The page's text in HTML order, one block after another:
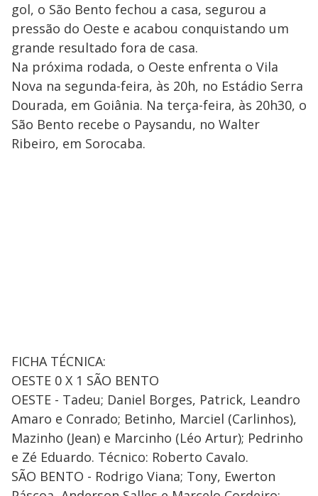
gol, o São Bento fechou a casa, segurou a
pressão do Oeste e acabou conquistando um
grande resultado fora de casa.
Na próxima rodada, o Oeste enfrenta o Vila
Nova na segunda-feira, às 20h, no Estádio Serra
Dourada, em Goiânia. Na terça-feira, às 20h30, o
São Bento recebe o Paysandu, no Walter
Ribeiro, em Sorocaba.
FICHA TÉCNICA:
OESTE 0 X 1 SÃO BENTO
OESTE - Tadeu; Daniel Borges, Patrick, Leandro
Amaro e Conrado; Betinho, Marciel (Carlinhos),
Mazinho (Jean) e Marcinho (Léo Artur); Pedrinho
e Zé Eduardo. Técnico: Roberto Cavalo.
SÃO BENTO - Rodrigo Viana; Tony, Ewerton